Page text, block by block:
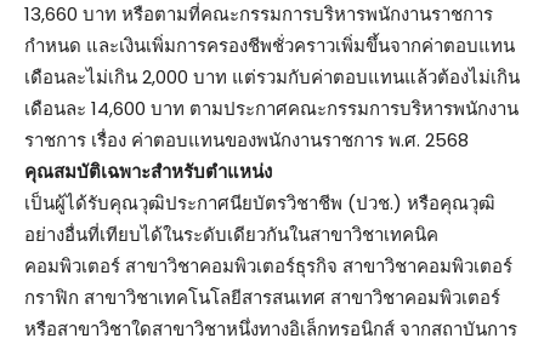
13,660 บาท หรือตามที่คณะกรรมการบริหารพนักงานราชการ
กำหนด และเงินเพิ่มการครองชีพชั่วคราวเพิ่มขึ้นจากค่าตอบแทน
เดือนละไม่เกิน 2,000 บาท แต่รวมกับค่าตอบแทนแล้วต้องไม่เกิน
เดือนละ 14,600 บาท ตามประกาศคณะกรรมการบริหารพนักงาน
ราชการ เรื่อง ค่าตอบแทนของพนักงานราชการ พ.ศ. 2568
คุณสมบัติเฉพาะสำหรับตำแหน่ง
เป็นผู้ได้รับคุณวุฒิประกาศนียบัตรวิชาชีพ (ปวช.) หรือคุณวุฒิ
อย่างอื่นที่เทียบได้ในระดับเดียวกันในสาขาวิชาเทคนิค
คอมพิวเตอร์ สาขาวิชาคอมพิวเตอร์ธุรกิจ สาขาวิชาคอมพิวเตอร์
กราฟิก สาขาวิชาเทคโนโลยีสารสนเทศ สาขาวิชาคอมพิวเตอร์
หรือสาขาวิชาใดสาขาวิชาหนึ่งทางอิเล็กทรอนิกส์ จากสถาบันการ